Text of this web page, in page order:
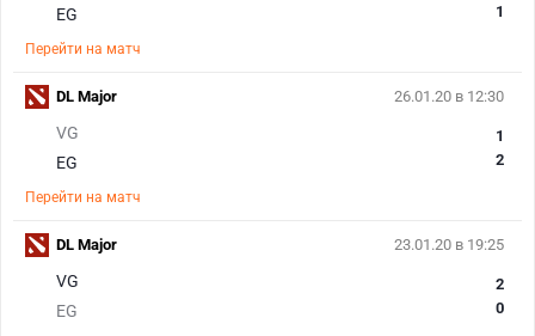
EG
1
Перейти на матч
26.01.20 в 12:30
VG
EG
1
2
Перейти на матч
DL Major
23.01.20 в 19:25
VG
EG
2
0
DL Major